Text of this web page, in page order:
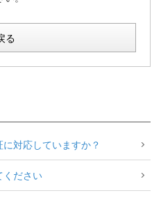
る
対応していますか？
ください